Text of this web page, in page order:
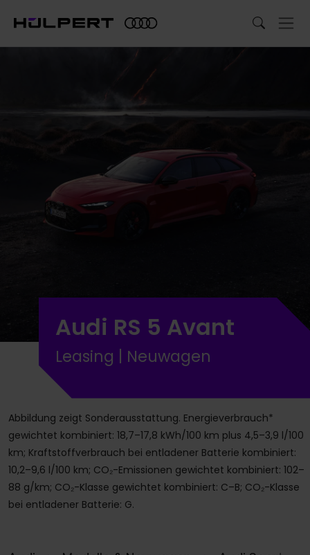
Audi RS 5 Avant
Leasing | Neuwagen
Abbildung zeigt Sonderausstattung. Energieverbrauch*
gewichtet kombiniert: 18,7–17,8 kWh/100 km plus 4,5–3,9 l/100
km; Kraftstoffverbrauch bei entladener Batterie kombiniert:
10,2–9,6 l/100 km; CO₂-Emissionen gewichtet kombiniert: 102–
88 g/km; CO₂-Klasse gewichtet kombiniert: C–B; CO₂-Klasse
bei entladener Batterie: G.